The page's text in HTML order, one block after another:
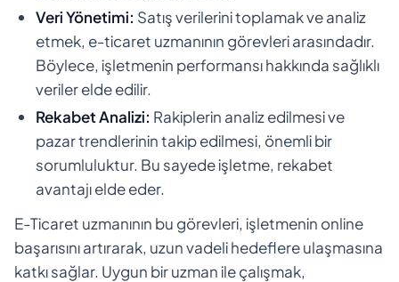
Veri Yönetimi: Satış verilerini toplamak ve analiz
etmek, e-ticaret uzmanının görevleri arasındadır.
Böylece, işletmenin performansı hakkında sağlıklı
veriler elde edilir.
Rekabet Analizi: Rakiplerin analiz edilmesi ve
pazar trendlerinin takip edilmesi, önemli bir
sorumluluktur. Bu sayede işletme, rekabet
avantajı elde eder.
E-Ticaret uzmanının bu görevleri, işletmenin online
başarısını artırarak, uzun vadeli hedeflere ulaşmasına
katkı sağlar. Uygun bir uzman ile çalışmak,